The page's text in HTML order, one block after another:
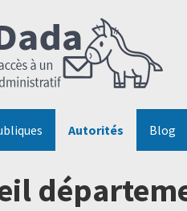
Autorités Blog